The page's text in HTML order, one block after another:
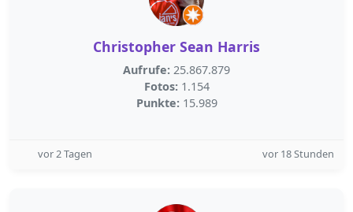
Christopher Sean Harris
Aufrufe: 25.867.879
Fotos: 1.154
Punkte: 15.989
vor 2 Tagen vor 18 Stunden